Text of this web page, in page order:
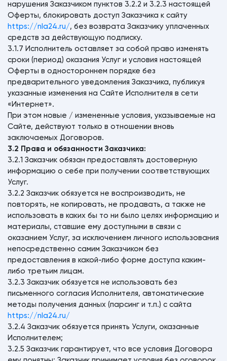
нарушения Заказчиком пунктов 3.2.2 и 3.2.3 настоящей
Оферты, блокировать доступ Заказчика к сайту
https://nla24.ru/, без возврата Заказчику уплаченных
средств за действующую подписку.
3.1.7 Исполнитель оставляет за собой право изменять
сроки (период) оказания Услуг и условия настоящей
Оферты в одностороннем порядке без
предварительного уведомления Заказчика, публикуя
указанные изменения на Сайте Исполнителя в сети
«Интернет».
При этом новые / измененные условия, указываемые на
Сайте, действуют только в отношении вновь
заключаемых Договоров.
3.2 Права и обязанности Заказчика:
3.2.1 Заказчик обязан предоставлять достоверную
информацию о себе при получении соответствующих
Услуг.
3.2.2 Заказчик обязуется не воспроизводить, не
повторять, не копировать, не продавать, а также не
использовать в каких бы то ни было целях информацию и
материалы, ставшие ему доступными в связи с
оказанием Услуг, за исключением личного использования
непосредственно самим Заказчиком без
предоставления в какой-либо форме доступа каким-
либо третьим лицам.
3.2.3 Заказчик обязуется не использовать без
письменного согласия Исполнителя, автоматические
методы получения данных (парсинг и т.п.) с сайта
https://nla24.ru/
3.2.4 Заказчик обязуется принять Услуги, оказанные
Исполнителем;
3.2.5 Заказчик гарантирует, что все условия Договора